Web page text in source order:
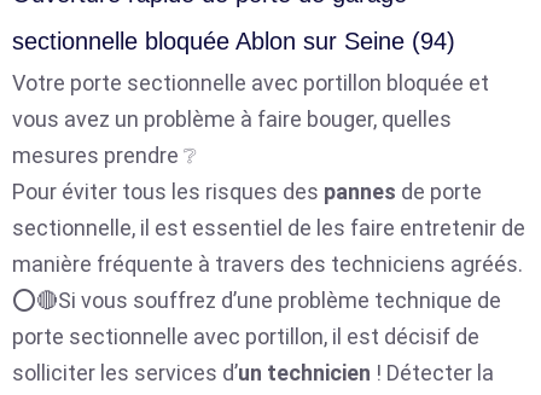
sectionnelle bloquée Ablon sur Seine (94)
Votre porte sectionnelle avec portillon bloquée et
vous avez un problème à faire bouger, quelles
mesures prendre ❔
Pour éviter tous les risques des pannes de porte
sectionnelle, il est essentiel de les faire entretenir de
manière fréquente à travers des techniciens agréés.
⭕🔴Si vous souffrez d’une problème technique de
porte sectionnelle avec portillon, il est décisif de
solliciter les services d’un technicien ! Détecter la